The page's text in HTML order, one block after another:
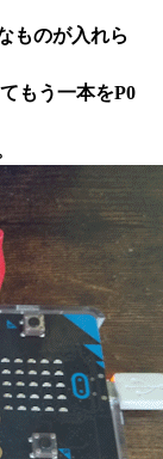
ものが入れら
もう一本をP0